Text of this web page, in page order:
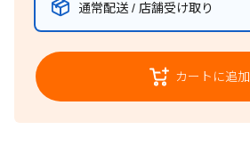
通常配送 / 店舗受け取り
カートに追加